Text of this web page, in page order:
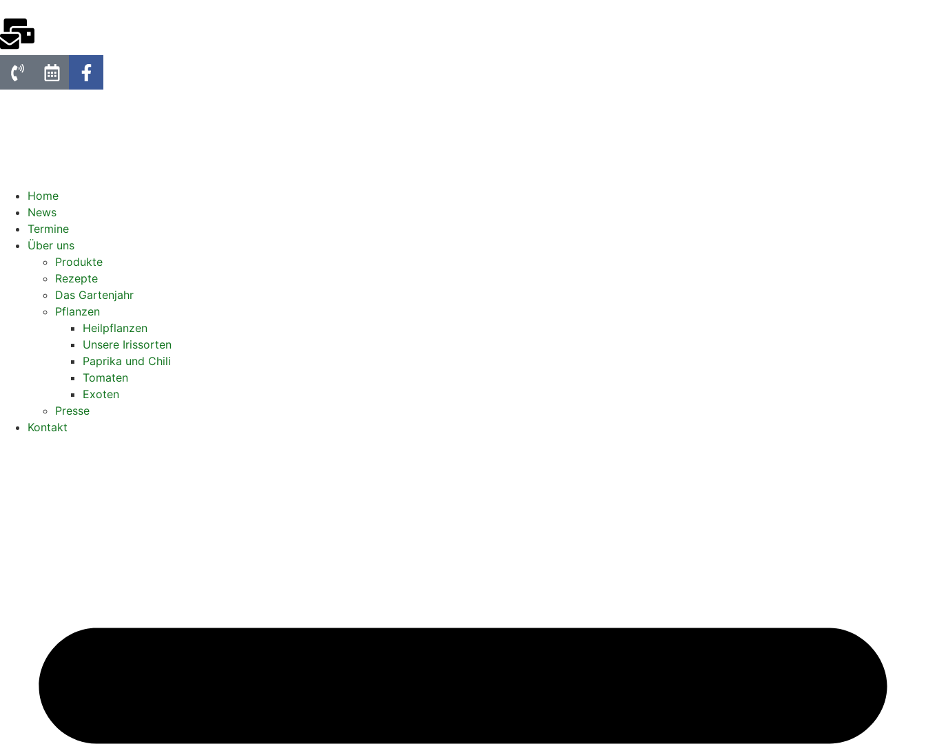
Home
News
Termine
Über uns
Produkte
Rezepte
Das Gartenjahr
Pflanzen
Heilpflanzen
Unsere Irissorten
Paprika und Chili
Tomaten
Exoten
Presse
Kontakt